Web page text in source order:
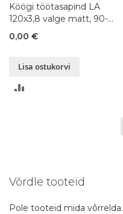
Köögi töötasapind LA
120x3,8 valge matt, 90-
300x120xK3,8 cm
0,00 €
Lisa ostukorvi
Võrdle tooteid
Pole tooteid mida võrrelda.